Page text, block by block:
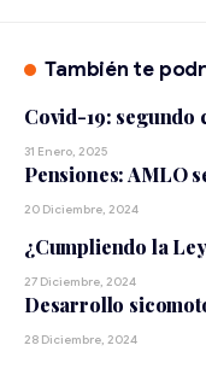
También te
Covid-19: segundo
31 Enero, 2025
Pensiones: AMLO
20 Diciembre, 2024
¿Cumpliendo la
27 Diciembre, 2024
Desarrollo
28 Diciembre, 2024